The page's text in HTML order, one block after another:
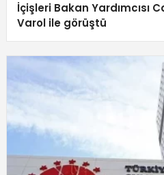
İçişleri Bakan Yardımcısı
Varol ile görüştü